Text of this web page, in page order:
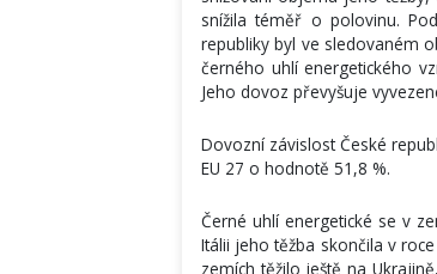
snížila téměř o polovinu.
republiky byl ve sledovaném
černého uhlí energetického
Jeho dovoz převyšuje
Dovozní závislost České
EU 27 o hodnotě 51,8 %.
Černé uhlí energetické se v
Itálii jeho těžba skončila v
zemích těžilo ještě na